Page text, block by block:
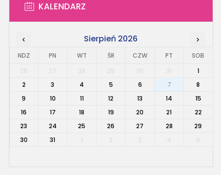
KALENDARZ
‹ Sierpień 2026 ›
NDZ PN WT ŚR CZW PT
SOB
1
2
3 4 5 6 7
8
9
10 11 12 13 14
15
16
17 18 19 20 21
22
23
24 25 26 27 28
29
30
31